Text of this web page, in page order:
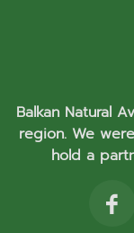
Balkan Natural
region. We
hold a